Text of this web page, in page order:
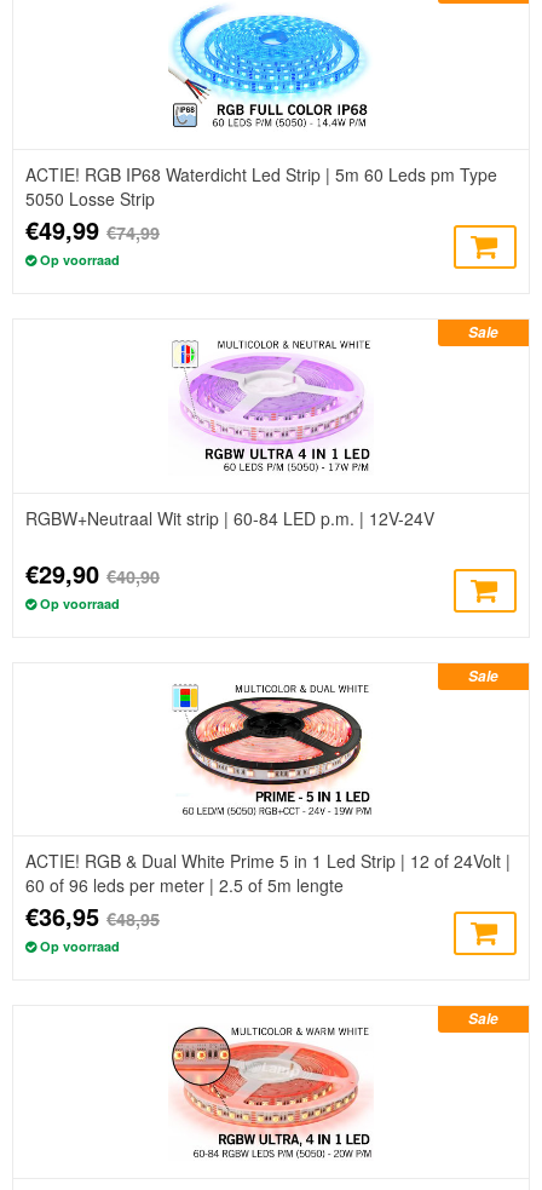
ACTIE! RGB IP68 Waterdicht Led Strip | 5m 60 Leds pm Type
5050 Losse Strip
€49,99 €74,99
Op voorraad
Sale
RGBW+Neutraal Wit strip | 60-84 LED p.m. | 12V-24V
€29,90 €40,90
Op voorraad
Sale
ACTIE! RGB & Dual White Prime 5 in 1 Led Strip | 12 of 24Volt |
60 of 96 leds per meter | 2.5 of 5m lengte
€36,95 €48,95
Op voorraad
Sale